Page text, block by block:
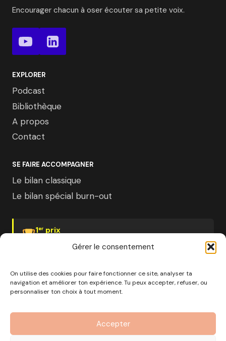
Gérer le consentement
On utilise des cookies pour faire fonctionner ce site, analyser ta
navigation et améliorer ton expérience. Tu peux accepter, refuser, ou
personnaliser ton choix à tout moment.
Accepter
Encourager chacun à oser écouter sa petite voix.
EXPLORER
Podcast
Bibliothèque
A propos
Contact
SE FAIRE ACCOMPAGNER
Le bilan classique
Le bilan spécial burn-out
1er prix
capital de 1000€ · RCS Marseille · SIRET
890 976 699 00037
OF n°93 13 18812 13 — Enregistré auprès du préfet de la